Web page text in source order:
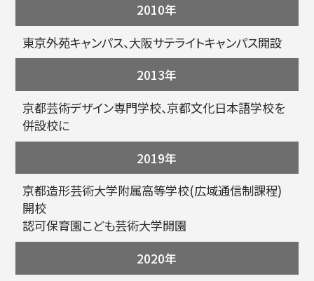
2010年
東京外苑キャンパス、大阪サテライトキャンパス開設
2013年
京都芸術デザイン専門学校、京都文化日本語学校を
併設校に
2019年
京都造形芸術大学附属高等学校(広域通信制課程)
開校
認可保育園こども芸術大学開園
2020年